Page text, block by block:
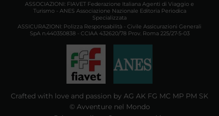
ASSOCIAZIONI: FIAVET Federazione Italiana Agenti di Viaggio e
Turismo - ANES Associazione Nazionale Editoria Periodica
Specializzata
ASSICURAZIONI: Polizza Responsabilità - Civile Assicurazioni Generali
SpA n.440350838 - CCIAA 432620/78 Prov. Roma 225/27-5-03
Crafted with love and passion by AG AK FG MC MP PM SK
© Avventure nel Mondo